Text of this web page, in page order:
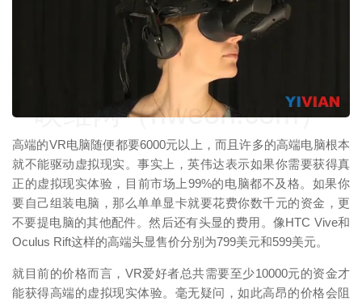
高端的VR电脑随便都要6000元以上，而且许多的高端电脑根本
就不能驱动虚拟现实。事实上，英伟达表示如果你需要获得真
正的虚拟现实体验，目前市场上99%的电脑都不及格。如果你
要自己组装电脑，那么单单显卡就要花费你数千元的资金，更
不要提电脑的其他配件。然后还有头显的费用。像HTC Vive和
Oculus Rift这样的高端头显售价分别为799美元和599美元。
就目前的价格而言，VR爱好者总共需要至少10000元的资金才
能获得高端的虚拟现实体验。毫无疑问，如此高昂的价格会阻
映维网（nweon.com）